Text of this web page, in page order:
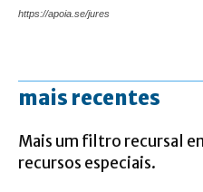
https://apoia.se/jures
mais recentes
Mais um filtro recursal
recursos especiais.